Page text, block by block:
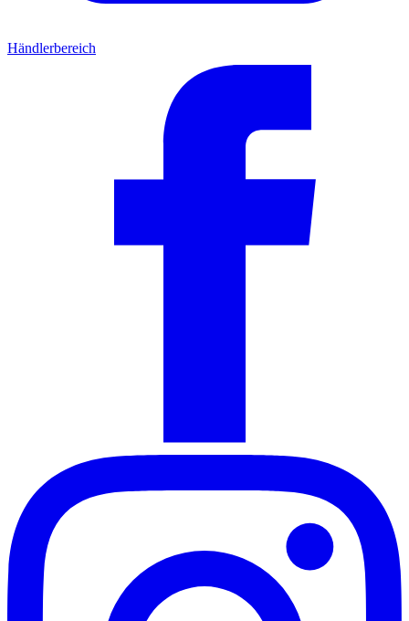
Händlerbereich